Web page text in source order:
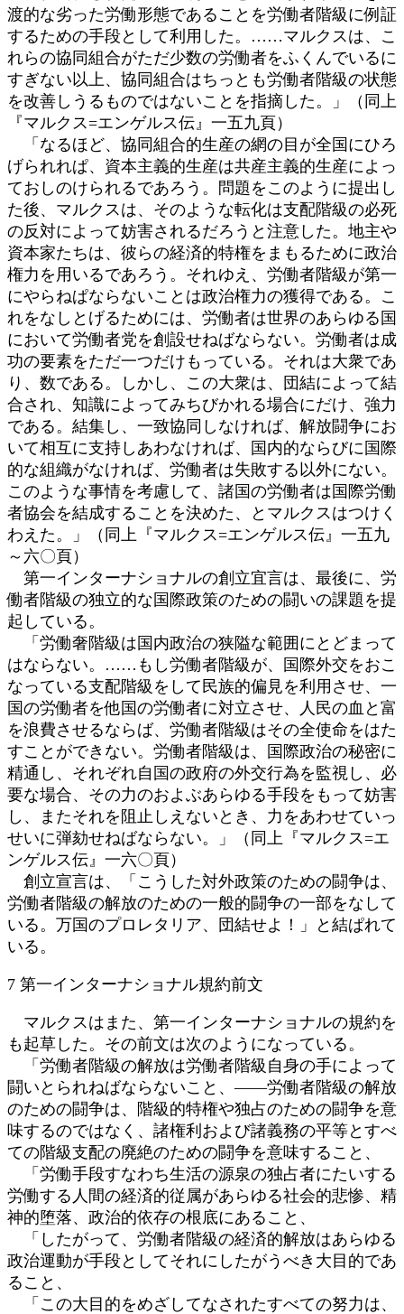
渡的な劣った労働形態であることを労働者階級に例証
するための手段として利用した。……マルクスは、こ
れらの協同組合がただ少数の労働者をふくんでいるに
すぎない以上、協同組合はちっとも労働者階級の状態
を改善しうるものではないことを指摘した。」（同上
『マルクス=エンゲルス伝』一五九頁）
「なるほど、協同組合的生産の網の目が全国にひろ
げられれぱ、資本主義的生産は共産主義的生産によっ
ておしのけられるであろう。問題をこのように提出し
た後、マルクスは、そのような転化は支配階級の必死
の反対によって妨害されるだろうと注意した。地主や
資本家たちは、彼らの経済的特権をまもるために政治
権力を用いるであろう。それゆえ、労働者階級が第一
にやらねぱならないことは政治権力の獲得である。こ
れをなしとげるためには、労働者は世界のあらゆる国
において労働者党を創設せねばならない。労働者は成
功の要素をただ一つだけもっている。それは大衆であ
り、数である。しかし、この大衆は、団結によって結
合され、知識によってみちびかれる場合にだけ、強力
である。結集し、一致協同しなければ、解放闘争にお
いて相互に支持しあわなければ、国内的ならびに国際
的な組織がなければ、労働者は失敗する以外にない。
このような事情を考慮して、諸国の労働者は国際労働
者協会を結成することを決めた、とマルクスはつけく
わえた。」（同上『マルクス=エンゲルス伝』一五九
～六〇頁）
第一インターナショナルの創立宜言は、最後に、労
働者階級の独立的な国際政策のための闘いの課題を提
起している。
「労働奢階級は国内政治の狭隘な範囲にとどまって
はならない。……もし労働者階級が、国際外交をおこ
なっている支配階級をして民族的偏見を利用させ、一
国の労働者を他国の労働者に対立させ、人民の血と富
を浪費させるならば、労働者階級はその全使命をはた
すことができない。労働者階級は、国際政治の秘密に
精通し、それぞれ自国の政府の外交行為を監視し、必
要な場合、その力のおよぶあらゆる手段をもって妨害
し、またそれを阻止しえないとき、力をあわせていっ
せいに弾劾せねばならない。」（同上『マルクス=エ
ンゲルス伝』一六〇頁）
創立宣言は、「こうした対外政策のための闘争は、
労働者階級の解放のための一般的闘争の一部をなして
いる。万国のプロレタリア、団結せよ！」と結ぱれて
いる。
7 第一インターナショナル規約前文
マルクスはまた、第一インターナショナルの規約を
も起草した。その前文は次のようになっている。
「労働者階級の解放は労働者階級自身の手によって
闘いとられねばならないこと、――労働者階級の解放
のための闘争は、階級的特権や独占のための闘争を意
味するのではなく、諸権利および諸義務の平等とすべ
ての階級支配の廃絶のための闘争を意味すること、
「労働手段すなわち生活の源泉の独占者にたいする
労働する人間の経済的従属があらゆる社会的悲惨、精
神的堕落、政治的依存の根底にあること、
「したがって、労働者階級の経済的解放はあらゆる
政治運動が手段としてそれにしたがうべき大目的であ
ること、
「この大目的をめざしてなされたすべての努力は、